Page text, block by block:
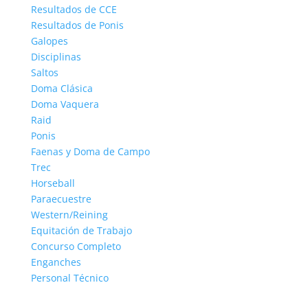
Resultados de CCE
Resultados de Ponis
Galopes
Disciplinas
Saltos
Doma Clásica
Doma Vaquera
Raid
Ponis
Faenas y Doma de Campo
Trec
Horseball
Paraecuestre
Western/Reining
Equitación de Trabajo
Concurso Completo
Enganches
Personal Técnico